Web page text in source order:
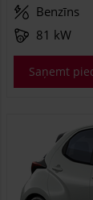
Benzīns
81 kW
Saņemt